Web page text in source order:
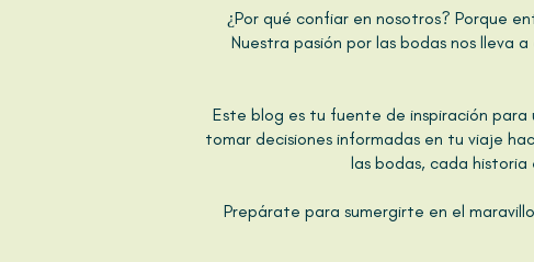
¿Por qué confiar en nosotros? Porque
Nuestra pasión por las bodas nos lleva
Este blog es tu fuente de inspiración
tomar decisiones informadas en tu viaje
las bodas, cada
Prepárate para sumergirte en el